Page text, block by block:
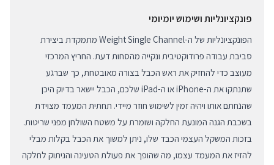
פונקציונליות ושימוש יומיומי
הפונקציונליות של ה-Weight Single Channel מתמקדת ביצירת
סביבת עבודה פרודוקטיבית ונקייה מהסחות דעת. החריץ המרכזי
מעוצב כדי להחזיק את ראש הכבל בצורה מאובטחת, כך שברגע
שתנתקו את ה-iPhone או ה-iPad שלכם, הכבל יישאר בדיוק היכן
שהנחתם אותו ויהיה זמין לשימוש חוזר מיידי. תחתית המעמד מצוידת
בשכבת הגנה המונעת החלקה ושומרת על משטח השולחן מפני שריטות.
בזכות המשקל העצמי הכבד שלו, ניתן למשוך את הכבל בקלות מבלי
להזיז את המעמד עצמו, מה שהופך את פעולת הטעינה והניתוק לחלקה